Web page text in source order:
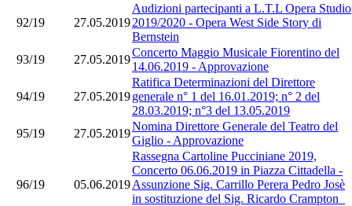
92/19 27.05.2019
Audizioni partecipanti a L.T.L Opera Studio
2019/2020 - Opera West Side Story di
Bernstein
93/19
27.05.2019
Concerto Maggio Musicale Fiorentino del
14.06.2019 - Approvazione
94/19 27.05.2019
Ratifica Determinazioni del Direttore
generale n° 1 del 16.01.2019; n° 2 del
28.03.2019; n°3 del 13.05.2019
95/19
27.05.2019
Nomina Direttore Generale del Teatro del
Giglio - Approvazione
96/19 05.06.2019
Rassegna Cartoline Pucciniane 2019,
Concerto 06.06.2019 in Piazza Cittadella -
Assunzione Sig. Carrillo Perera Pedro Josè
in sostituzione del Sig. Ricardo Crampton